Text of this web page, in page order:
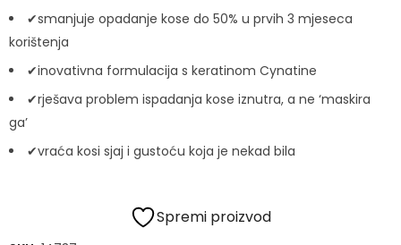
✔smanjuje opadanje kose do 50% u prvih 3 mjeseca
korištenja
✔inovativna formulacija s keratinom Cynatine
✔rješava problem ispadanja kose iznutra, a ne ‘maskira
ga’
✔vraća kosi sjaj i gustoću koja je nekad bila
Spremi proizvod